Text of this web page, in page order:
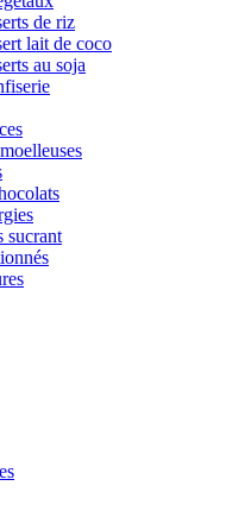
de riz
lait de coco
au soja
sucrant